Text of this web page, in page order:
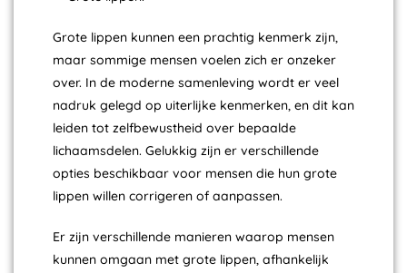
Grote lippen kunnen een prachtig kenmerk zijn,
maar sommige mensen voelen zich er onzeker
over. In de moderne samenleving wordt er veel
nadruk gelegd op uiterlijke kenmerken, en dit kan
leiden tot zelfbewustheid over bepaalde
lichaamsdelen. Gelukkig zijn er verschillende
opties beschikbaar voor mensen die hun grote
lippen willen corrigeren of aanpassen.
Er zijn verschillende manieren waarop mensen
kunnen omgaan met grote lippen, afhankelijk